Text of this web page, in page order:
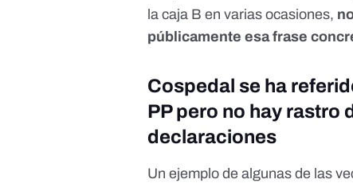
la caja B en varias ocasiones,
públicamente esa frase
Cospedal se ha
PP pero no hay rastro
declaraciones
Un ejemplo de algunas de las